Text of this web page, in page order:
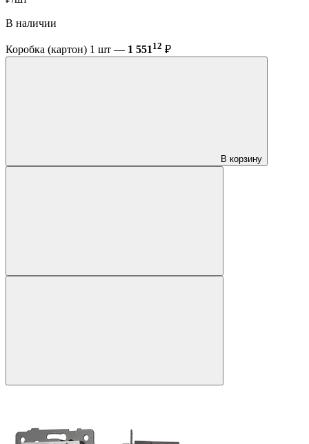
В наличии
Коробка (картон) 1 шт — 1 551 12 ₽
В корзину